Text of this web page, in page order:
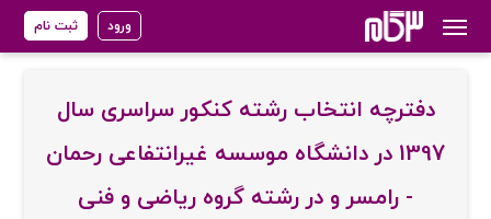
ورود ثبت نام
دفترچه انتخاب رشته کنکور سراسری سال
1397 در دانشگاه موسسه غیرانتفاعی رحمان
- رامسر و در رشته گروه ریاضی و فنی